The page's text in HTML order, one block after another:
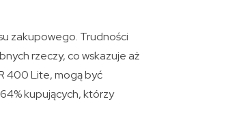
zakupowego. Trudności
rzeczy, co wskazuje aż
400 Lite, mogą być
kupujących, którzy